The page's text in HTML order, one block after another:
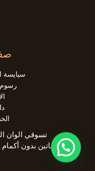
سيايسة
تسوقي الوان
فساتين بدون أكمام